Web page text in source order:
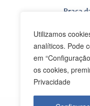
Utilizamos
analíticos. Pode
em
os cookies,
Privacidade
Praça
T.245
F.245
E.